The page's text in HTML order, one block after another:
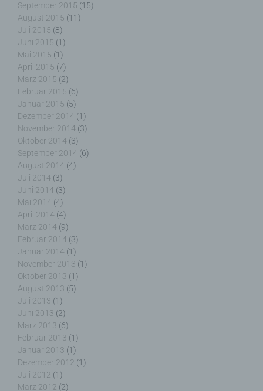
September 2015 (15)
August 2015 (11)
Juli 2015 (8)
Juni 2015 (1)
Mai 2015 (1)
April 2015 (7)
März 2015 (2)
Februar 2015 (6)
Januar 2015 (5)
Dezember 2014 (1)
November 2014 (3)
Oktober 2014 (3)
September 2014 (6)
August 2014 (4)
Juli 2014 (3)
Juni 2014 (3)
Mai 2014 (4)
April 2014 (4)
März 2014 (9)
Februar 2014 (3)
Januar 2014 (1)
November 2013 (1)
Oktober 2013 (1)
August 2013 (5)
Juli 2013 (1)
Juni 2013 (2)
März 2013 (6)
Februar 2013 (1)
Januar 2013 (1)
Dezember 2012 (1)
Juli 2012 (1)
März 2012 (2)
Empfänger ist eine natürliche oder juristische
Person, Behörde, Einrichtung oder andere Stelle,
der personenbezogene Daten offengelegt werden,
unabhängig davon, ob es sich bei ihr um einen
Dritten handelt oder nicht. Behörden, die im
Rahmen eines bestimmten Untersuchungsauftrags
nach dem Unionsrecht oder dem Recht der
Mitgliedstaaten möglicherweise
personenbezogene Daten erhalten, gelten jedoch
nicht als Empfänger.
j) Dritter
Dritter ist eine natürliche oder juristische Person,
Behörde, Einrichtung oder andere Stelle außer der
betroffenen Person, dem Verantwortlichen, dem
Auftragsverarbeiter und den Personen, die unter
der unmittelbaren Verantwortung des
Verantwortlichen oder des Auftragsverarbeiters
befugt sind, die personenbezogenen Daten zu
verarbeiten.
k) Einwilligung
Einwilligung ist jede von der betroffenen Person
freiwillig für den bestimmten Fall in informierter